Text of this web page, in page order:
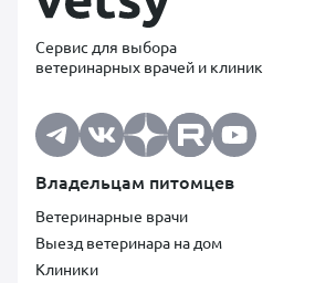
Сервис для выбора
ветеринарных врачей и клиник
Владельцам питомцев
Ветеринарные врачи
Выезд ветеринара на дом
Клиники